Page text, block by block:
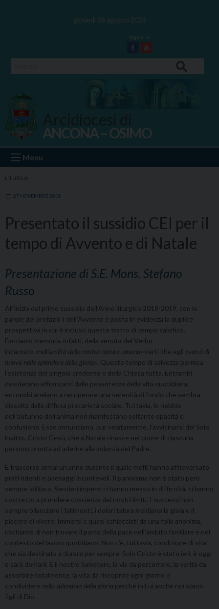
giovedì 06 agosto 2026
Facebook
Youtube
Ancona Osimo
ANCONA – OSIMO
Menu
LITURGIA
27 NOVEMBRE 2018
Presentato il sussidio CEI per il
tempo di Avvento e di Natale
Presentazione di S.E. Mons. Stefano
Russo
All’inizio del primo sussidio dell’Anno liturgico 2018-2019, con le
parole del prefazio I dell’Avvento è posta in evidenza la duplice
prospettiva in cui è incluso questo tratto di tempo salvifico.
Facciamo memoria, infatti, della venuta del Verbo
incarnato «nell’umiltà della nostra natura umana» certi che egli «verrà di
nuovo nello splendore della gloria». Questo tempo di salvezza permea
l’esistenza del singolo credente e della Chiesa tutta. Entrambi
desiderano affrancarsi dalle pesantezze della vita quotidiana,
entrambi anelano a recuperare una serenità di fondo che sembra
dissolta dalla diffusa precarietà sociale. Tuttavia, le nebbie
dell’autunno dell’anima non manifestano soltanto opacità e
confusione. Esse annunciano, pur velatamente, l’avvicinarsi del Sole
invitto, Cristo Gesù, che a Natale rinasce nel cuore di ciascuna
persona pronta ad aderire alla volontà del Padre.
È trascorso ormai un anno durante il quale molti hanno attraversato
prati ridenti e paesaggi incantevoli. Il panorama non è stato però
sempre idilliaco. Sentieri impervi ci hanno messo in difficoltà, ci hanno
costretto a prendere coscienza dei nostri limiti. I successi non
sempre bilanciano i fallimenti, i dolori talora insidiano la gioia e il
piacere di vivere. Immersi e quasi schiacciati da una folla anonima,
rischiamo di non trovare il porto della pace nell’ambito familiare e nel
contesto del lavoro quotidiano. Non c’è, tuttavia, condizione di vita
che sia destinata a durare per sempre. Solo Cristo è stato ieri, è oggi
e sarà domani. È il nostro Salvatore, la via da percorrere, la verità da
assorbire totalmente, la vita da riscoprire ogni giorno e
condividere nello splendore della gloria perché in Lui anche noi siamo
figli di Dio.